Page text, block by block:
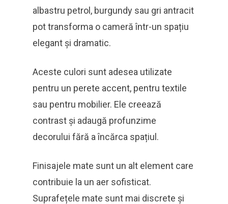
albastru petrol, burgundy sau gri antracit
pot transforma o cameră într-un spațiu
elegant și dramatic.
Aceste culori sunt adesea utilizate
pentru un perete accent, pentru textile
sau pentru mobilier. Ele creează
contrast și adaugă profunzime
decorului fără a încărca spațiul.
Finisajele mate sunt un alt element care
contribuie la un aer sofisticat.
Suprafețele mate sunt mai discrete și